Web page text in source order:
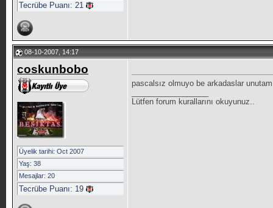
Tecrübe Puanı: 21
08-10-2007, 14:17
coskunbobo
Üyelik tarihi: Oct 2007
Yaş: 38
Mesajlar: 20
Tecrübe Puanı: 19
pascalsız olmuyo be arkadaslar
Lütfen forum kurallarını okuyunuz..